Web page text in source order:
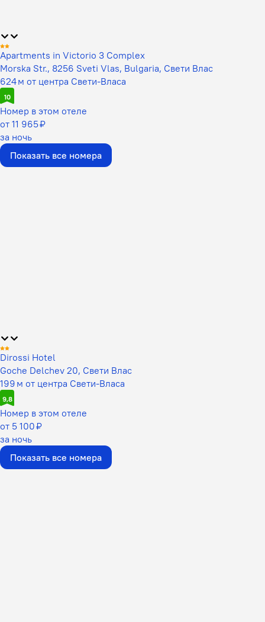
Apartments in Victorio 3 Complex
Morska Str., 8256 Sveti Vlas, Bulgaria, Свети Влас
624 м от центра Свети-Власа
10
Номер в этом отеле
от 11 965 ₽
за ночь
Показать все номера
Dirossi Hotel
Goche Delchev 20, Свети Влас
199 м от центра Свети-Власа
9,8
Номер в этом отеле
от 5 100 ₽
за ночь
Показать все номера